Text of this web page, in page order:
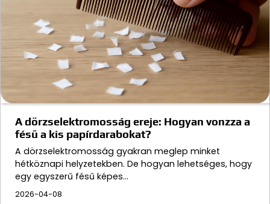
A dörzselektromosság ereje: Hogyan vonzza a
fésű a kis papírdarabokat?
A dörzselektromosság gyakran meglep minket
hétköznapi helyzetekben. De hogyan lehetséges, hogy
egy egyszerű fésű képes…
2026-04-08